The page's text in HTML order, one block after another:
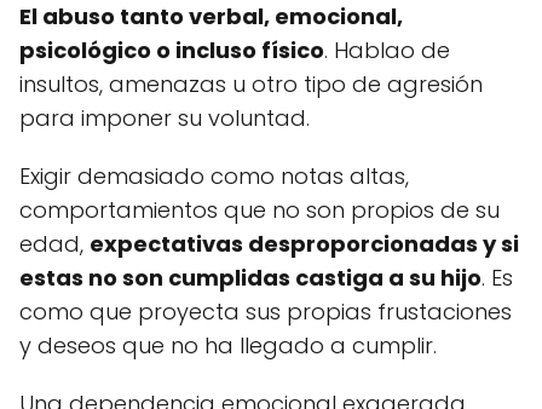
El abuso tanto verbal, emocional,
psicológico o incluso físico. Hablao de
insultos, amenazas u otro tipo de agresión
para imponer su voluntad.
Exigir demasiado como notas altas,
comportamientos que no son propios de su
edad, expectativas desproporcionadas y si
estas no son cumplidas castiga a su hijo. Es
como que proyecta sus propias frustaciones
y deseos que no ha llegado a cumplir.